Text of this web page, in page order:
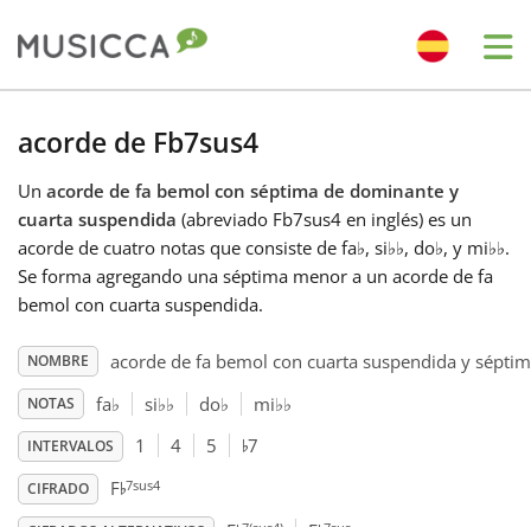
Български
Dansk
Deutsch
Español
acorde de Fb7sus4
Un acorde de fa bemol con séptima de dominante y
cuarta suspendida (abreviado Fb7sus4 en inglés) es un
acorde de cuatro notas que consiste de fa♭, si♭♭, do♭, y mi♭♭.
Se forma agregando una séptima menor a un acorde de fa
bemol con cuarta suspendida.
NOMBRE acorde de fa bemol con cuarta suspendida y
NOTAS fa♭ si♭♭ do♭ mi♭♭
INTERVALOS 1 4 5 ♭7
CIFRADO F♭7sus4